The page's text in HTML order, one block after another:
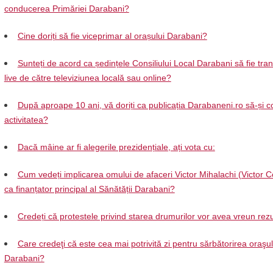
conducerea Primăriei Darabani?
Cine doriți să fie viceprimar al orașului Darabani?
Sunteți de acord ca ședințele Consiliului Local Darabani să fie
live de către televiziunea locală sau online?
După aproape 10 ani, vă doriți ca publicația Darabaneni.ro să-și
activitatea?
Dacă mâine ar fi alegerile prezidențiale, ați vota cu:
Cum vedeți implicarea omului de afaceri Victor Mihalachi (Victor
ca finanțator principal al Sănătății Darabani?
Credeți că protestele privind starea drumurilor vor avea vreun
Care credeţi că este cea mai potrivită zi pentru sărbătorirea
Darabani?